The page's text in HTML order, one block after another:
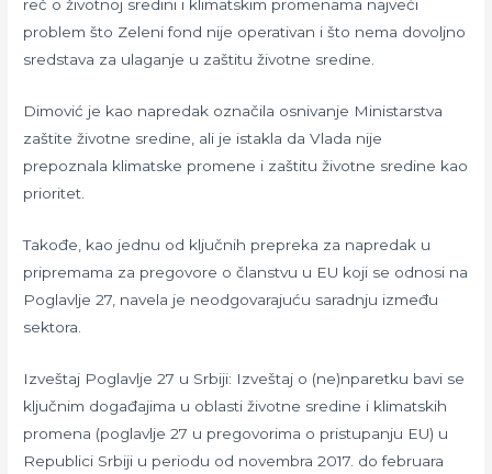
reč o životnoj sredini i klimatskim promenama najveći
problem što Zeleni fond nije operativan i što nema dovoljno
sredstava za ulaganje u zaštitu životne sredine.
Dimović je kao napredak označila osnivanje Ministarstva
zaštite životne sredine, ali je istakla da Vlada nije
prepoznala klimatske promene i zaštitu životne sredine kao
prioritet.
Takođe, kao jednu od ključnih prepreka za napredak u
pripremama za pregovore o članstvu u EU koji se odnosi na
Poglavlje 27, navela je neodgovarajuću saradnju između
sektora.
Izveštaj Poglavlje 27 u Srbiji: Izveštaj o (ne)nparetku bavi se
ključnim događajima u oblasti životne sredine i klimatskih
promena (poglavlje 27 u pregovorima o pristupanju EU) u
Republici Srbiji u periodu od novembra 2017. do februara